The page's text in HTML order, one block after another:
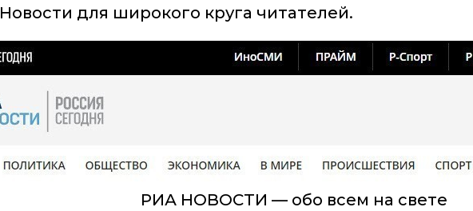
Новости для широкого круга читателей.
РИА НОВОСТИ — обо всем на свете